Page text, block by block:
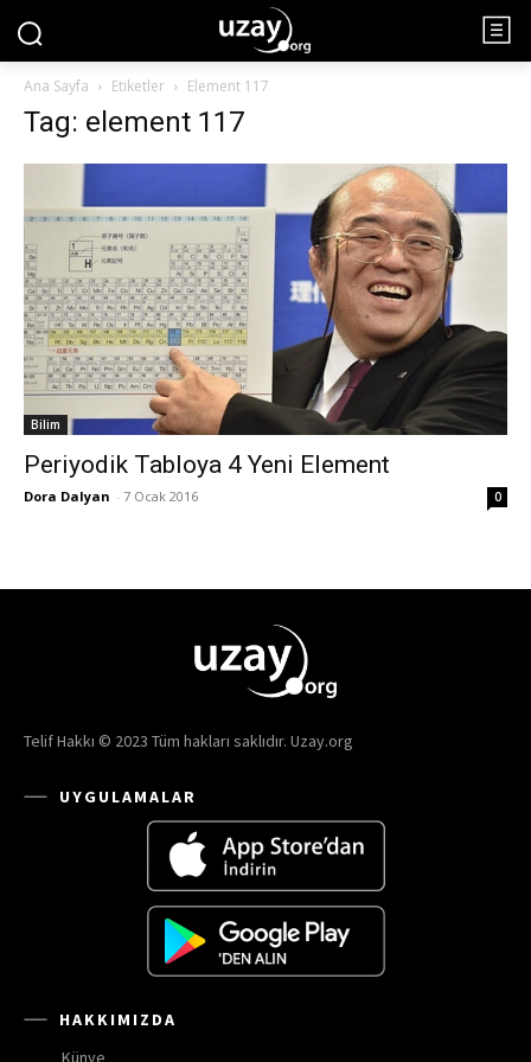
Ana Sayfa Etiketler Element 117
Tag: element 117
Bilim
Periyodik Tabloya 4 Yeni Element
Dora Dalyan - 7 Ocak 2016 0
Telif Hakkı © 2023 Tüm hakları saklıdır. Uzay.org
UYGULAMALAR
HAKKIMIZDA
Künye